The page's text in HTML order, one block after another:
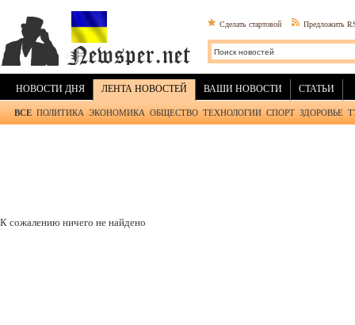
Сделать стартовой Предложить
НОВОСТИ ДНЯ ЛЕНТА НОВОСТЕЙ ВАШИ НОВОСТИ
СТАТЬИ
ВСЕ ПОЛИТИКА ЭКОНОМИКА ОБЩЕСТВО ТЕХНОЛОГИИ СПОРТ ЗДОРОВЬЕ
К сожалению ничего не найдено